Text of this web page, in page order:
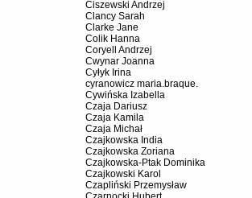
Ciszewski Andrzej
Clancy Sarah
Clarke Jane
Colik Hanna
Coryell Andrzej
Cwynar Joanna
Cyłyk Irina
cyranowicz maria.braque.
Cywińska Izabella
Czaja Dariusz
Czaja Kamila
Czaja Michał
Czajkowska India
Czajkowska Zoriana
Czajkowska-Ptak Dominika
Czajkowski Karol
Czapliński Przemysław